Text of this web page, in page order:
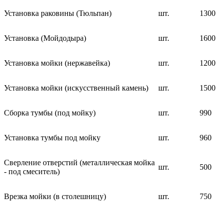
Установка раковины (Тюльпан) шт. 1300
Установка (Мойдодыра) шт. 1600
Установка мойки (нержавейка) шт. 1200
Установка мойки (искусственный камень) шт. 1500
Сборка тумбы (под мойку) шт. 990
Установка тумбы под мойку шт. 960
Сверление отверстий (металлическая мойка
- под смеситель)
шт. 500
Врезка мойки (в столешницу) шт. 750